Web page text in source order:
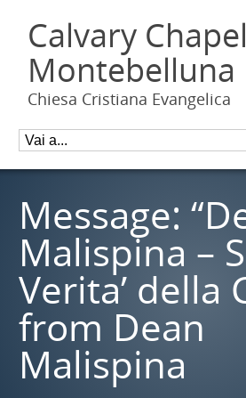
Calvary Chapel
Montebelluna
Chiesa Cristiana Evangelica
Message:
Malispina –
Verita’ della
from Dean
Malispina